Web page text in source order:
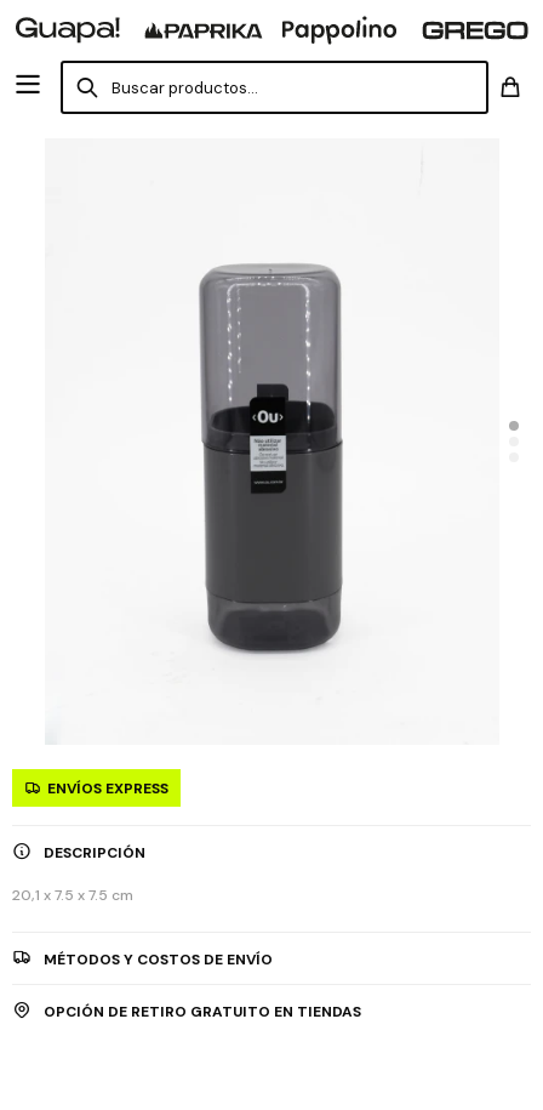
ENVÍOS EXPRESS
DESCRIPCIÓN
20,1 x 7.5 x 7.5 cm
MÉTODOS Y COSTOS DE ENVÍO
OPCIÓN DE RETIRO GRATUITO EN TIENDAS